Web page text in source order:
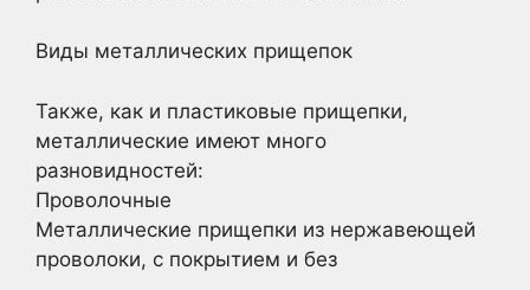
Виды металлических прищепок
Также, как и пластиковые прищепки,
металлические имеют много
разновидностей:
Проволочные
Металлические прищепки из нержавеющей
проволоки, с покрытием и без